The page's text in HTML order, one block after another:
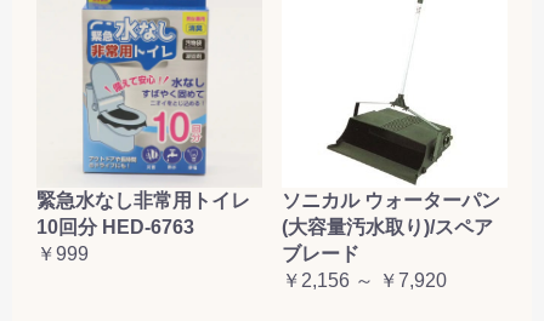
緊急水なし非常用トイレ
10回分 HED-6763
￥999
ソニカル ウォーターパン
(大容量汚水取り)/スペア
ブレード
￥2,156 ～ ￥7,920